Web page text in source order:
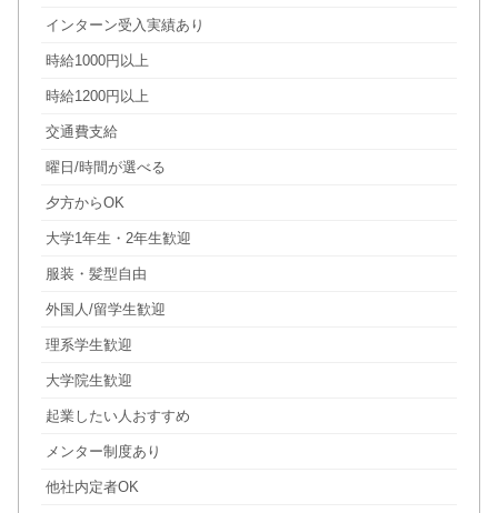
インターン受入実績あり
時給1000円以上
時給1200円以上
交通費支給
曜日/時間が選べる
夕方からOK
大学1年生・2年生歓迎
服装・髪型自由
外国人/留学生歓迎
理系学生歓迎
大学院生歓迎
起業したい人おすすめ
メンター制度あり
他社内定者OK